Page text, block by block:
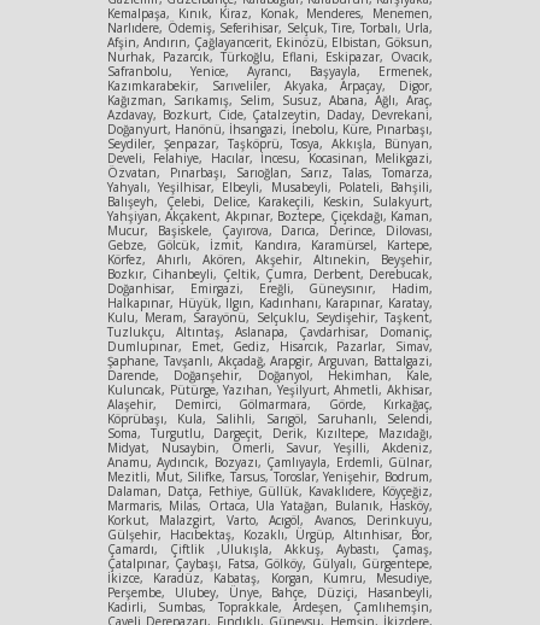
Kemalpaşa, Kınık, Kiraz, Konak, Menderes, Menemen,
Narlıdere, Ödemiş, Seferihisar, Selçuk, Tire, Torbalı, Urla,
Afşin, Andırın, Çağlayancerit, Ekinözü, Elbistan, Göksun,
Nurhak, Pazarcık, Türkoğlu, Eflani, Eskipazar, Ovacık,
Safranbolu, Yenice, Ayrancı, Başyayla, Ermenek,
Kazımkarabekir, Sarıveliler, Akyaka, Arpaçay, Digor,
Kağızman, Sarıkamış, Selim, Susuz, Abana, Ağlı, Araç,
Azdavay, Bozkurt, Cide, Çatalzeytin, Daday, Devrekani,
Doğanyurt, Hanönü, İhsangazi, İnebolu, Küre, Pınarbaşı,
Seydiler, Şenpazar, Taşköprü, Tosya, Akkışla, Bünyan,
Develi, Felahiye, Hacılar, İncesu, Kocasinan, Melikgazi,
Özvatan, Pınarbaşı, Sarıoğlan, Sarız, Talas, Tomarza,
Yahyalı, Yeşilhisar, Elbeyli, Musabeyli, Polateli, Bahşili,
Balışeyh, Çelebi, Delice, Karakeçili, Keskin, Sulakyurt,
Yahşiyan, Akçakent, Akpınar, Boztepe, Çiçekdağı, Kaman,
Mucur, Başiskele, Çayırova, Darıca, Derince, Dilovası,
Gebze, Gölcük, İzmit, Kandıra, Karamürsel, Kartepe,
Körfez, Ahırlı, Akören, Akşehir, Altınekin, Beyşehir,
Bozkır, Cihanbeyli, Çeltik, Çumra, Derbent, Derebucak,
Doğanhisar, Emirgazi, Ereğli, Güneysınır, Hadim,
Halkapınar, Hüyük, Ilgın, Kadınhanı, Karapınar, Karatay,
Kulu, Meram, Sarayönü, Selçuklu, Seydişehir, Taşkent,
Tuzlukçu, Altıntaş, Aslanapa, Çavdarhisar, Domaniç,
Dumlupınar, Emet, Gediz, Hisarcık, Pazarlar, Simav,
Şaphane, Tavşanlı, Akçadağ, Arapgir, Arguvan, Battalgazi,
Darende, Doğanşehir, Doğanyol, Hekimhan, Kale,
Kuluncak, Pütürge, Yazıhan, Yeşilyurt, Ahmetli, Akhisar,
Alaşehir, Demirci, Gölmarmara, Görde, Kırkağaç,
Köprübaşı, Kula, Salihli, Sarıgöl, Saruhanlı, Selendi,
Soma, Turgutlu, Dargeçit, Derik, Kızıltepe, Mazıdağı,
Midyat, Nusaybin, Ömerli, Savur, Yeşilli, Akdeniz,
Anamu, Aydıncık, Bozyazı, Çamlıyayla, Erdemli, Gülnar,
Mezitli, Mut, Silifke, Tarsus, Toroslar, Yenişehir, Bodrum,
Dalaman, Datça, Fethiye, Güllük, Kavaklıdere, Köyçeğiz,
Marmaris, Milas, Ortaca, Ula Yatağan, Bulanık, Hasköy,
Korkut, Malazgirt, Varto, Acıgöl, Avanos, Derinkuyu,
Gülşehir, Hacıbektaş, Kozaklı, Ürgüp, Altınhisar, Bor,
Çamardı, Çiftlik ,Ulukışla, Akkuş, Aybastı, Çamaş,
Çatalpınar, Çaybaşı, Fatsa, Gölköy, Gülyalı, Gürgentepe,
İkizce, Karadüz, Kabataş, Korgan, Kumru, Mesudiye,
Perşembe, Ulubey, Ünye, Bahçe, Düziçi, Hasanbeyli,
Kadirli, Sumbas, Toprakkale, Ardeşen, Çamlıhemşin,